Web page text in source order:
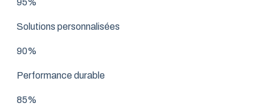
95%
Solutions personnalisées
90%
Performance durable
85%